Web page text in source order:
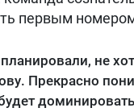
первым
не
Прекрасно